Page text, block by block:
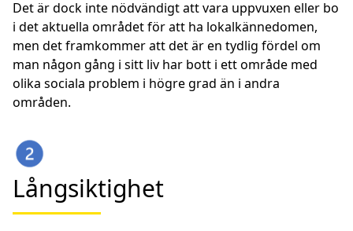
Det är dock inte nödvändigt att vara uppvuxen eller bo
i det aktuella området för att ha lokalkännedomen,
men det framkommer att det är en tydlig fördel om
man någon gång i sitt liv har bott i ett område med
olika sociala problem i högre grad än i andra
områden.
Långsiktighet